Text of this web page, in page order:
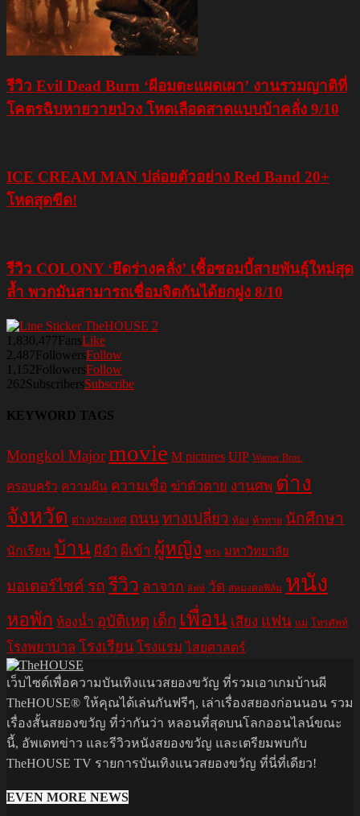
รีวิว Evil Dead Burn ‘ผีอมตะแผดเผา’ งานรวมญาติที่
โคตรฉิบหายวายป่วง โหดเลือดสาดแบบบ้าคลั่ง 9/10
ICE CREAM MAN ปล่อยตัวอย่าง Red Band 20+
โหดสุดขีด!
รีวิว COLONY ‘ยึดร่างคลั่ง’ เชื้อซอมบี้สายพันธุ์ใหม่สุด
ล้ำ พวกมันสามารถเชื่อมจิตกันได้ยกฝูง 8/10
1,830,477FansLike
2,487FollowersFollow
1,152FollowersFollow
262SubscribersSubscribe
KEYWORD TAGS
Mongkol Majormovie M pictures UIP Warner Bros.
ครอบครัว ความฝัน ความเชื่อ ฆ่าตัวตาย งานศพ ต่าง
จังหวัด ต่างประเทศ ถนนทางเปลี่ยว ท้อง ท้าทาย นักศึกษา
นักเรียน บ้าน ผีอำ ผีเข้า ผู้หญิง พระ มหาวิทยาลัย
มอเตอร์ไซค์ รถ รีวิว ลาจาก ลิฟท์ วัด สหมงคลฟิล์ม หนัง
หอพัก ห้องน้ำ อุบัติเหตุ เด็ก เพื่อน เสียง แฟน แม่ โทรศัพท์
โรงพยาบาล โรงเรียน โรงแรม ไสยศาสตร์
เว็บไซต์เพื่อความบันเทิงแนวสยองขวัญ ที่รวมเอาเกมบ้านผี
TheHOUSE® ให้คุณได้เล่นกันฟรีๆ, เล่าเรื่องสยองก่อนนอน รวม
เรื่องสั้นสยองขวัญ ที่ว่ากันว่า หลอนที่สุดบนโลกออนไลน์ขณะ
นี้, อัพเดทข่าว และรีวิวหนังสยองขวัญ และเตรียมพบกับ
TheHOUSE TV รายการบันเทิงแนวสยองขวัญ ที่นี่ที่เดียว!
EVEN MORE NEWS